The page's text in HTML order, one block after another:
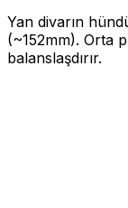
Yan divarın
(~152mm). Orta
balanslaşdırır.